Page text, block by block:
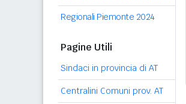
Regionali Piemonte 2024
Pagine Utili
Sindaci in provincia di AT
Centralini Comuni prov. AT